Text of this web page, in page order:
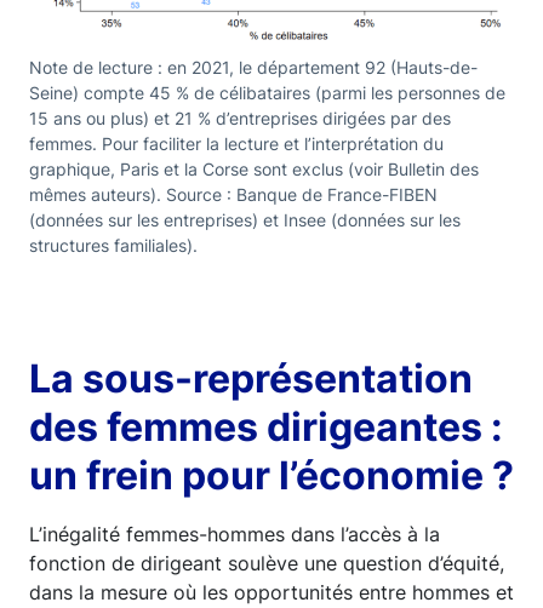
Note de lecture : en 2021, le département 92 (Hauts-de-
Seine) compte 45 % de célibataires (parmi les personnes de
15 ans ou plus) et 21 % d’entreprises dirigées par des
femmes. Pour faciliter la lecture et l’interprétation du
graphique, Paris et la Corse sont exclus (voir Bulletin des
mêmes auteurs). Source : Banque de France-FIBEN
(données sur les entreprises) et Insee (données sur les
structures familiales).
La sous-représentation
des femmes dirigeantes :
un frein pour l’économie ?
L’inégalité femmes-hommes dans l’accès à la
fonction de dirigeant soulève une question d’équité,
dans la mesure où les opportunités entre hommes et